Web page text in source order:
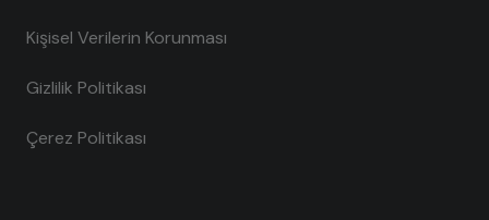
Kişisel Verilerin Korunması
Gizlilik Politikası
Çerez Politikası